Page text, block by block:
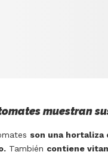
muestran
son una hortaliza
También contiene